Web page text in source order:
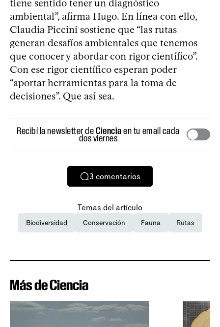
tiene sentido tener un diagnóstico
ambiental”, afirma Hugo. En línea con ello,
Claudia Piccini sostiene que “las rutas
generan desafíos ambientales que tenemos
que conocer y abordar con rigor científico”.
Con ese rigor científico esperan poder
“aportar herramientas para la toma de
decisiones”. Que así sea.
Recibí la newsletter deCienciaen tu email cada
dos viernes
3 comentarios
Temas del artículo
Biodiversidad Conservación Fauna Rutas
Más de Ciencia